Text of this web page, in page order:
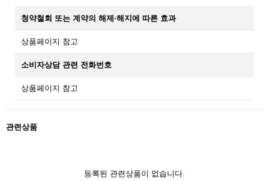
청약철회 또는 계약의 해제·해지에 따른 효과
상품페이지 참고
소비자상담 관련 전화번호
상품페이지 참고
관련상품
등록된 관련상품이 없습니다.